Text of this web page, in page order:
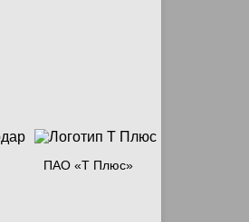
ПАО «Т Плюс»